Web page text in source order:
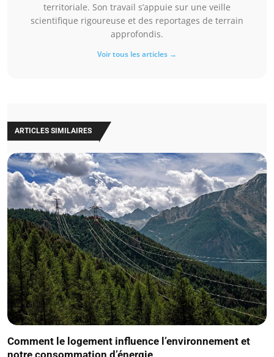
territoriale. Son travail s’appuie sur une veille
scientifique rigoureuse et des reportages de terrain
approfondis.
Voir tous les articles →
ARTICLES SIMILAIRES
Comment le logement influence l’environnement et